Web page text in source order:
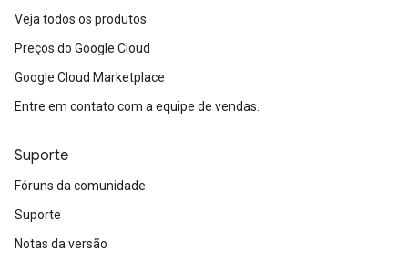
Veja todos os produtos
Preços do Google Cloud
Google Cloud Marketplace
Entre em contato com a equipe de vendas.
Suporte
Fóruns da comunidade
Suporte
Notas da versão